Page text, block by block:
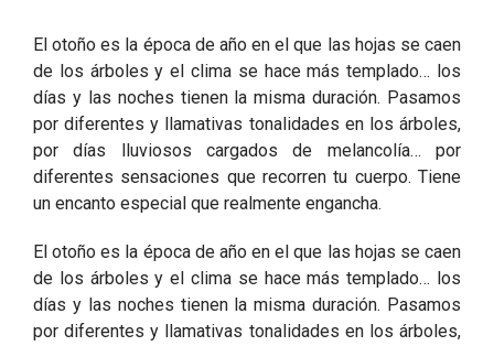
El otoño es la época de año en el que las hojas se caen
de los árboles y el clima se hace más templado… los
días y las noches tienen la misma duración. Pasamos
por diferentes y llamativas tonalidades en los árboles,
por días lluviosos cargados de melancolía… por
diferentes sensaciones que recorren tu cuerpo. Tiene
un encanto especial que realmente engancha.
El otoño es la época de año en el que las hojas se caen
de los árboles y el clima se hace más templado… los
días y las noches tienen la misma duración. Pasamos
por diferentes y llamativas tonalidades en los árboles,